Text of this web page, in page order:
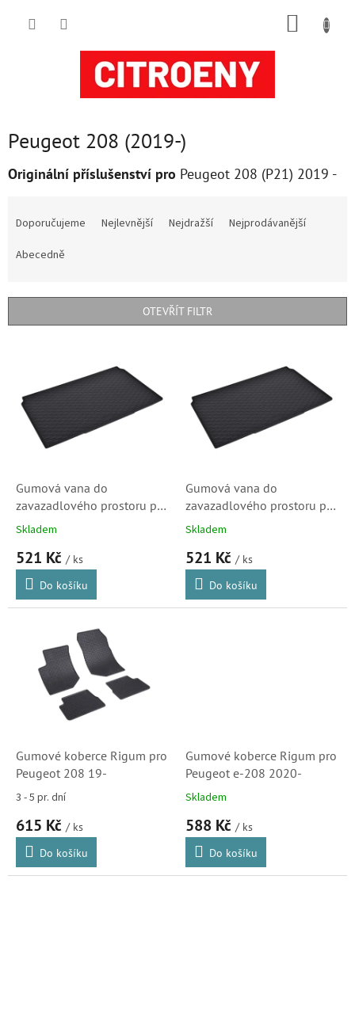
Peugeot 208 (2019-)
Originální příslušenství pro Peugeot 208 (P21) 2019 -
í
r
Doporučujeme Nejlevnější Nejdražší
Nejprodávanější
Abecedně
OTEVŘÍT FILTR
Gumová vana do
zavazadlového prostoru pro
PEUGEOT 208 2019-
Skladem
521 Kč / ks
Do košíku
Gumová vana do
zavazadlového prostoru pro
PEUGEOT 208 Hybrid 2024-
Skladem
521 Kč / ks
Do košíku
Gumové koberce Rigum pro
Peugeot 208 19-
3 - 5 pr. dní
615 Kč / ks
Do košíku
Gumové koberce Rigum pro
Peugeot e-208 2020-
Skladem
588 Kč / ks
Do košíku